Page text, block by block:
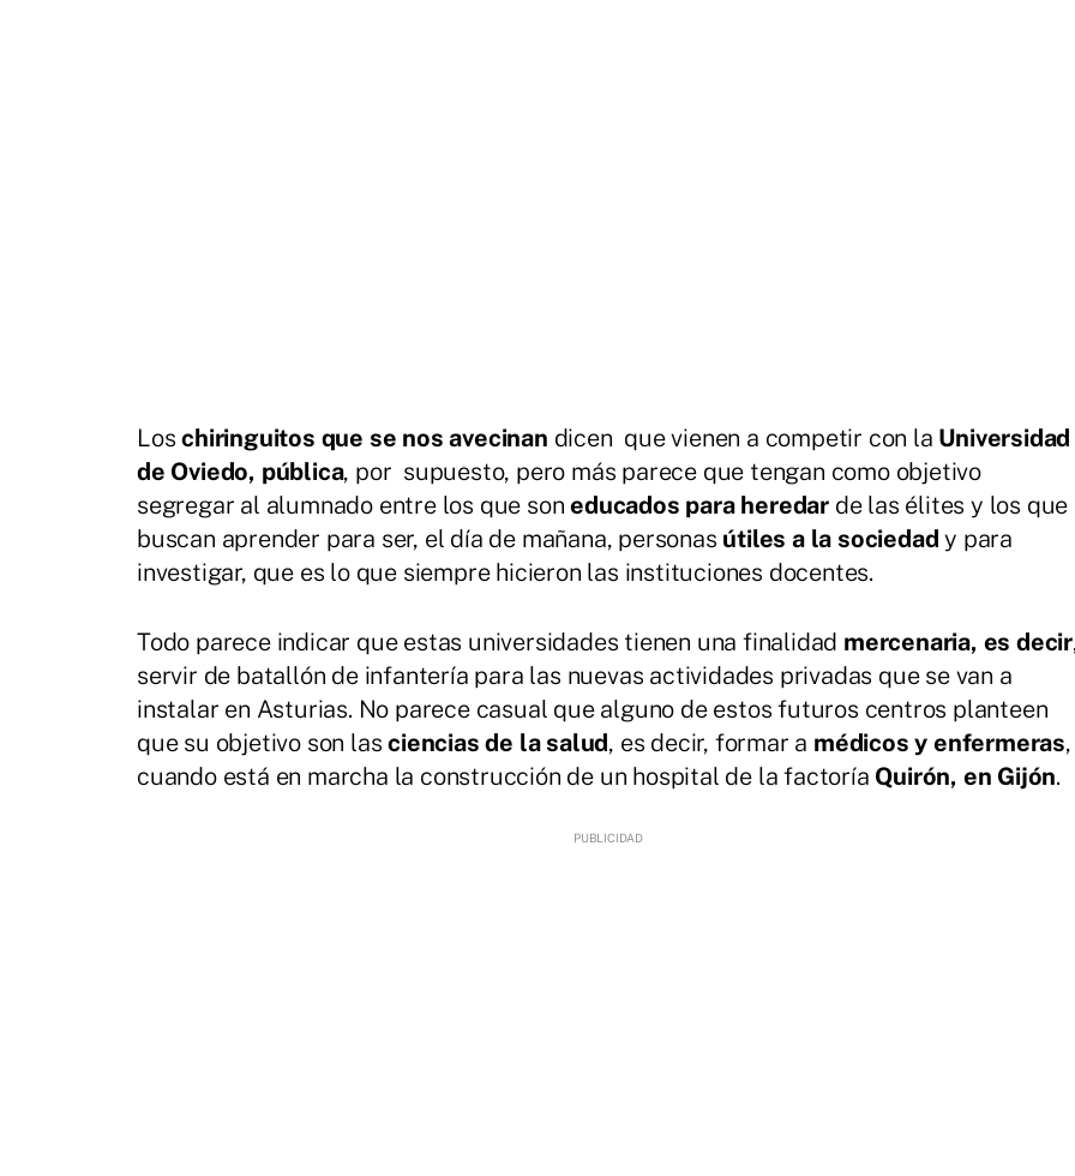
Loschiringuitos que se nos avecinan dicen que vienen a competir con la Universidad
de Oviedo, pública, por supuesto, pero más parece que tengan como objetivo
segregar al alumnado entre los que soneducados para heredar de las élites y los que
buscan aprender para ser, el día de mañana, personas útiles a la sociedad y para
investigar, que es lo que siempre hicieron las instituciones docentes.
Todo parece indicar que estas universidades tienen una finalidad mercenaria, es decir
servir de batallón de infantería para las nuevas actividades privadas que se van a
instalar en Asturias. No parece casual que alguno de estos futuros centros planteen
que su objetivo son lasciencias de la salud, es decir, formar a médicos y enfermeras,
cuando está en marcha la construcción de un hospital de la factoría Quirón, en Gijón.